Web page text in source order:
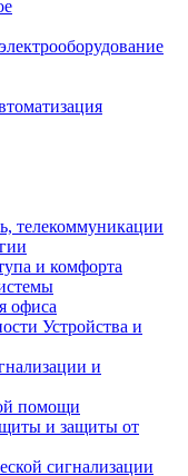
телекоммуникации
и комфорта
офиса
Устройства и
и
помощи
и защиты от
сигнализации